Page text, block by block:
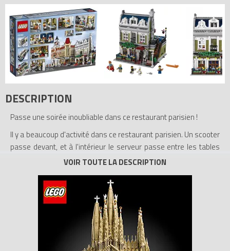
DESCRIPTION
Passe une soirée inoubliable dans ce restaurant parisien !
Il y a beaucoup d'activité dans ce restaurant parisien. Un scooter
passe devant, et à l'intérieur le serveur passe entre les tables
alors qu'un jeune homme très nerveux se prépare à demander
en coulisses où le chef est très occupé à cuisiner. Ce bâtiment
magnifique et très détaillé est le cadre de nombreuses histoires
et constitue un excellent complément à la série des bâtiments
modulaires. Le restaurant parisien comprend une cuisine
complète avec des carreaux bleus et blancs, de la vaisselle,
ainsi qu'un appartement confortable avec un lit rabattant, une